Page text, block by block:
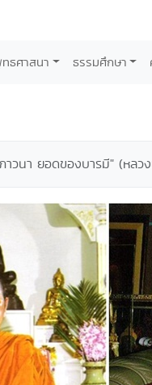
ธศาสนา ธรรมศึกษา
าวนา ยอดของบารมี" (หลว